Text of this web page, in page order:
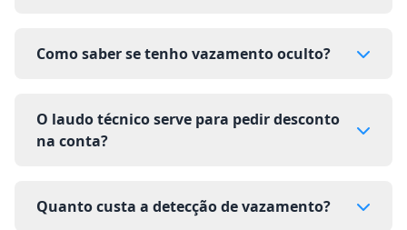
Como saber se tenho vazamento oculto?
O laudo técnico serve para pedir desconto
na conta?
Quanto custa a detecção de vazamento?